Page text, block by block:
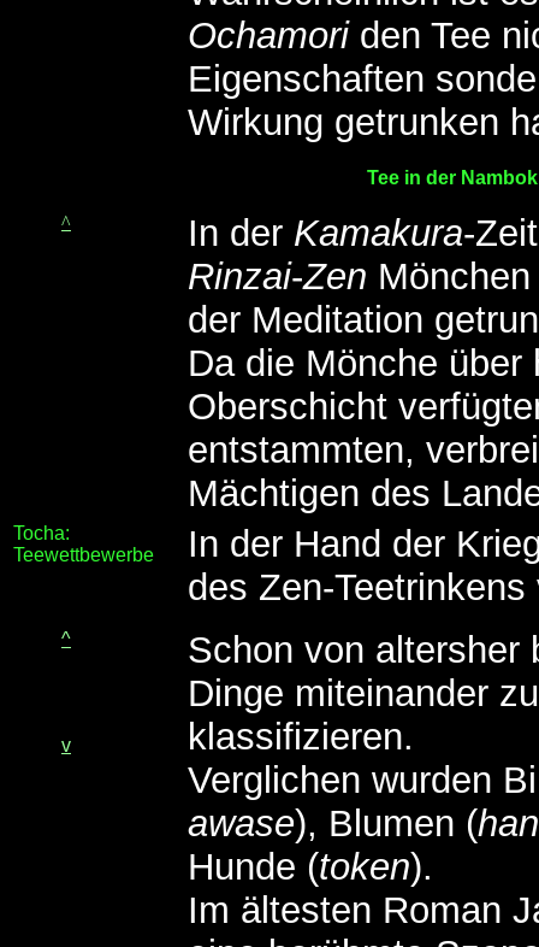
Ochamoriden Tee
Eigenschaften
Wirkung getrunken
Tee in der
^ In der Kamakura-
Rinzai-Zen
der Meditation
Da die Mönche
Oberschicht
entstammten,
Mächtigen des
Tocha:
Teewettbewerbe
^
v
In der Hand der
des Zen-
Schon von altersher
Dinge miteinander
klassifizieren.
Verglichen wurden
awase), Blumen (
Hunde (token).
Im ältesten Roman